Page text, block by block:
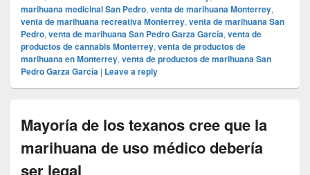
marihuana medicinal San Pedro, venta de marihuana Monterrey,
venta de marihuana recreativa Monterrey, venta de marihuana San
Pedro, venta de marihuana San Pedro Garza García, venta de
productos de cannabis Monterrey, venta de productos de
marihuana en Monterrey, venta de productos de marihuana San
Pedro Garza García | Leave a reply
Mayoría de los texanos cree que la
marihuana de uso médico debería
ser legal